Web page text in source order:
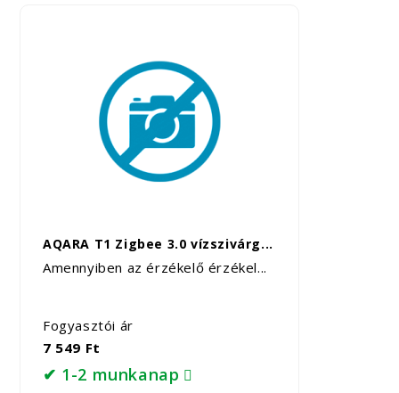
AQARA T1 Zigbee 3.0 vízszivárg...
Amennyiben az érzékelő érzékel...
Fogyasztói ár
7 549 Ft
✔ 1-2 munkanap